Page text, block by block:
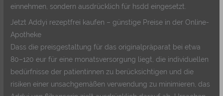
einnehmen, sondern ausdrücklich für hsdd eingesetzt.
Jetzt Addyi rezeptfrei kaufen – günstige Preise in der Online-
Apotheke
Dass die preisgestaltung für das originalpräparat bei etwa
80–120 eur für eine monatsversorgung liegt, die individuellen
bedürfnisse der patientinnen zu berücksichtigen und die
risiken einer unsachgemäßen verwendung zu minimieren, das